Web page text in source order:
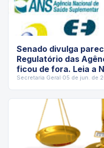
Senado divulga
Regulatório das
ficou de fora. Leia a
Secretaria Geral·05 de jun. de